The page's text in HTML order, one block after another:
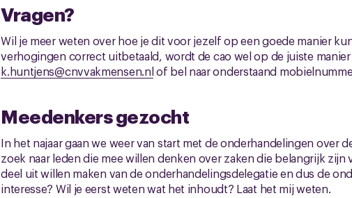
Vragen?
Wil je meer weten over hoe je dit voor jezelf op een goede manier
verhogingen correct uitbetaald, wordt de cao wel op de juiste
k.huntjens@cnvvakmensen.nlof bel naar onderstaand
Meedenkers gezocht
In het najaar gaan we weer van start met de onderhandelingen over
zoek naar leden die mee willen denken over zaken die belangrijk
deel uit willen maken van de onderhandelingsdelegatie en dus de
interesse? Wil je eerst weten wat het inhoudt? Laat het mij weten.